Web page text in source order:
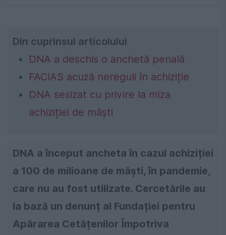
Din cuprinsul articolului
DNA a deschis o anchetă penală
FACIAS acuză nereguli în achiziție
DNA sesizat cu privire la miza
achiziției de măști
DNA a început ancheta în cazul achiziției
a 100 de milioane de măști, în pandemie,
care nu au fost utilizate. Cercetările au
la bază un denunț al Fundației pentru
Apărarea Cetățenilor Împotriva